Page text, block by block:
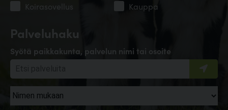
Palveluhaku
Syötä paikkakunta, palvelun nimi tai osoite
Koirasovellus
Kauppa